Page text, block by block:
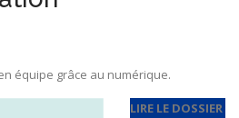
équipe grâce au numérique.
LIRE LE DOSSIER